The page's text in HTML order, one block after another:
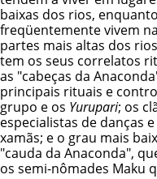
baixas dos rios,
freqüentemente vivem
partes mais altas dos
tem os seus correlatos
as "cabeças da
principais rituais e
grupo e os Yurupari; os
especialistas de danças
xamãs; e o grau mais
"cauda da Anaconda",
os semi-nômades Maku